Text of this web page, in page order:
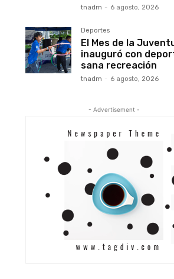
tnadm - 6 agosto, 2026
Deportes
El Mes de la
inauguró con
sana recreación
tnadm - 6 agosto, 2026
- Advertisement -